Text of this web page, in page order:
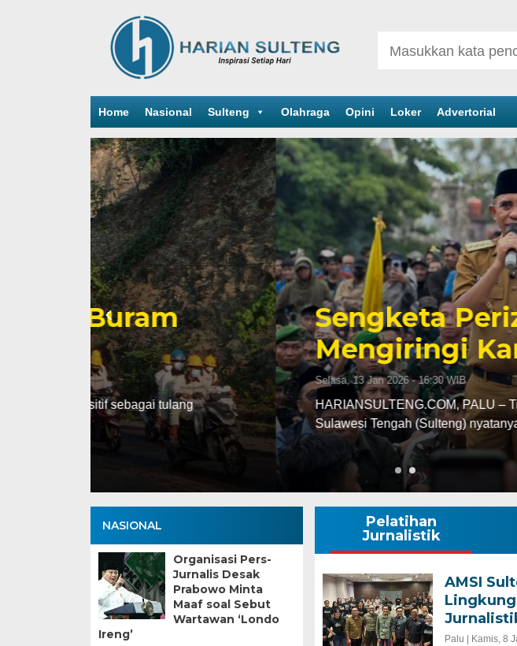
Home Nasional Sulteng Olahraga Opini Loker Advertorial
Sengketa Perizinan
Mengiringi Karier Politik
Selasa, 13 Jan 2026 - 16:30 WIB
HARIANSULTENG.COM, PALU – Transisi jabatan dari bupati
Sulawesi Tengah (Sulteng) nyatanya tak…
NASIONAL
Organisasi Pers-
Jurnalis Desak
Prabowo Minta
Maaf soal Sebut
Wartawan ‘Londo
Ireng’
Pelatihan
Jurnalistik
AMSI
Palu | Kamis, 8